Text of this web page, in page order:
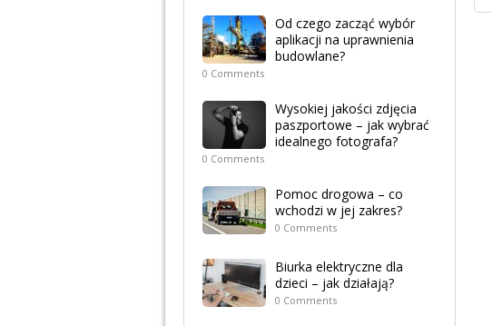
Od czego zacząć wybór
aplikacji na uprawnienia
budowlane?
0 Comments
Wysokiej jakości zdjęcia
paszportowe – jak wybrać
idealnego fotografa?
0 Comments
Pomoc drogowa – co
wchodzi w jej zakres?
0 Comments
Biurka elektryczne dla
dzieci – jak działają?
0 Comments